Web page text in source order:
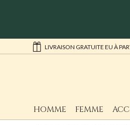
LIVRAISON GRATUITE EU À
HOMME FEMME